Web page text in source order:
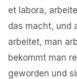
et labora,
das macht, und
arbeitet, man
bekommt man
geworden und